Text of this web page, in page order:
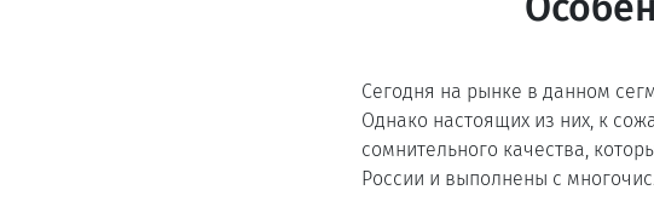
Сегодня на рынке в данном
Однако настоящих из них, к
сомнительного качества,
России и выполнены с